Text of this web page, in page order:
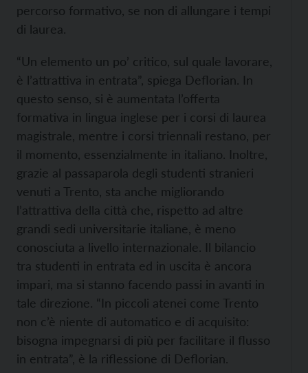
percorso formativo, se non di allungare i tempi
di laurea.
“Un elemento un po’ critico, sul quale lavorare,
è l’attrattiva in entrata”, spiega Deflorian. In
questo senso, si è aumentata l’offerta
formativa in lingua inglese per i corsi di laurea
magistrale, mentre i corsi triennali restano, per
il momento, essenzialmente in italiano. Inoltre,
grazie al passaparola degli studenti stranieri
venuti a Trento, sta anche migliorando
l’attrattiva della città che, rispetto ad altre
grandi sedi universitarie italiane, è meno
conosciuta a livello internazionale. Il bilancio
tra studenti in entrata ed in uscita è ancora
impari, ma si stanno facendo passi in avanti in
tale direzione. “In piccoli atenei come Trento
non c’è niente di automatico e di acquisito:
bisogna impegnarsi di più per facilitare il flusso
in entrata”, è la riflessione di Deflorian.